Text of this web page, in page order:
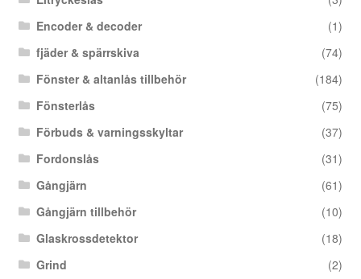
Encoder & decoder
(1)
fjäder & spärrskiva
(74)
Fönster & altanlås tillbehör
(184)
Fönsterlås
(75)
Förbuds & varningsskyltar
(37)
Fordonslås
(31)
Gångjärn
(61)
Gångjärn tillbehör
(10)
Glaskrossdetektor
(18)
Grind
(2)